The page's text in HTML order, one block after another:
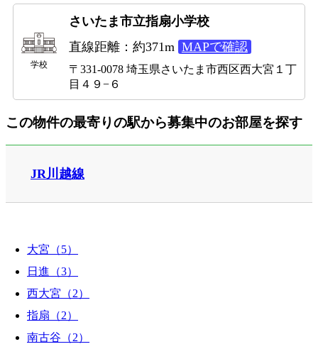
学校
さいたま市立指扇小学校
直線距離：約371m MAPで確認
〒331-0078 埼玉県さいたま市西区西大宮１丁
目４９−６
この物件の最寄りの駅から募集中のお部屋を探す
JR川越線
大宮（5）
日進（3）
西大宮（2）
指扇（2）
南古谷（2）